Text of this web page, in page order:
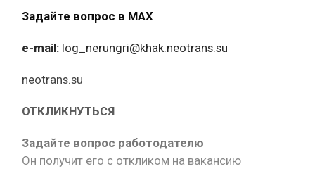
Задайте вопрос в MAX
e-mail: log_nerungri@khak.neotrans.su
neotrans.su
ОТКЛИКНУТЬСЯ
Задайте вопрос работодателю
Он получит его с откликом на вакансию